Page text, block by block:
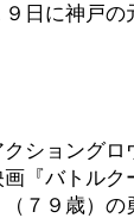
日に神戸の
ショングロ
『バトルク
７９歳）